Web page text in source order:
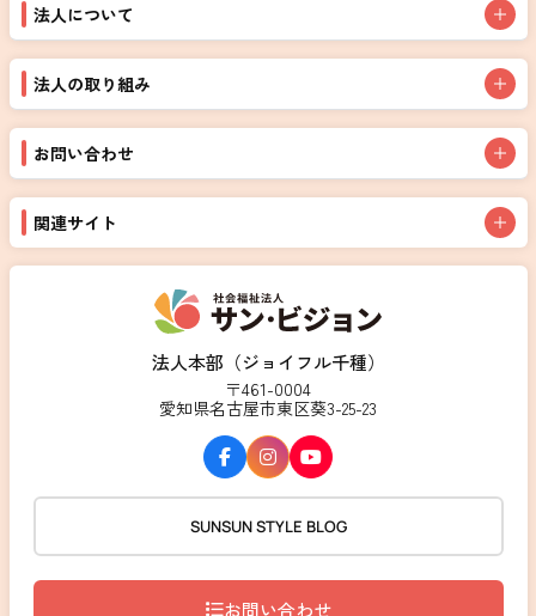
法人本部（ジョイフル千種）
〒461-0004
愛知県名古屋市東区葵3-25-23
SUNSUN STYLE BLOG
お問い合わせ
法人について
法人の取り組み
お問い合わせ
関連サイト